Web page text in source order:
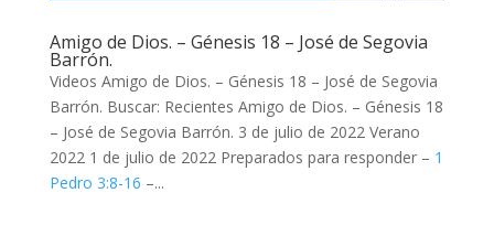
Amigo de Dios. – Génesis 18 – José de Segovia
Barrón.
Videos Amigo de Dios. – Génesis 18 – José de Segovia
Barrón. Buscar: Recientes Amigo de Dios. – Génesis 18
– José de Segovia Barrón. 3 de julio de 2022 Verano
2022 1 de julio de 2022 Preparados para responder – 1
Pedro 3:8-16 –...